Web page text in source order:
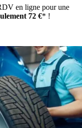
en ligne pour une
72 €* !